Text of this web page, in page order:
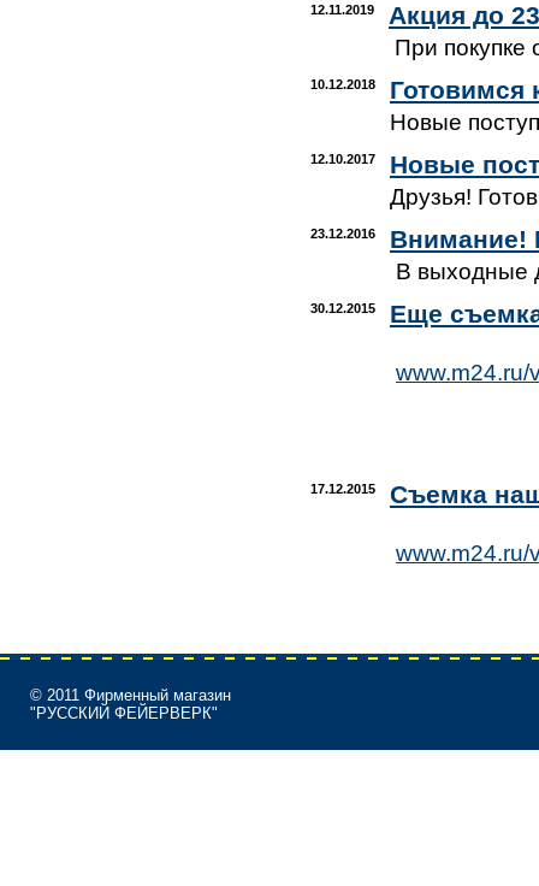
12.11.2019 Акция до
При покупке
10.12.2018 Готовимся
Новые
12.10.2017 Новые
Друзья!
23.12.2016 Внимание!
В выходные
30.12.2015 Еще
17.12.2015 Съемка
© 2011 Фирменный магазин
"РУССКИЙ ФЕЙЕРВЕРК"